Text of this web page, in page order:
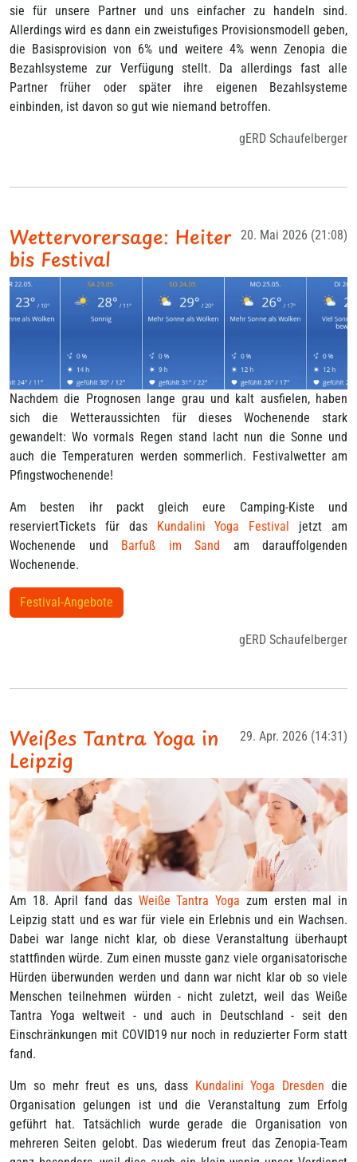
sie für unsere Partner und uns einfacher zu handeln sind.
Allerdings wird es dann ein zweistufiges Provisionsmodell geben,
die Basisprovision von 6% und weitere 4% wenn Zenopia die
Bezahlsysteme zur Verfügung stellt. Da allerdings fast alle
Partner früher oder später ihre eigenen Bezahlsysteme
einbinden, ist davon so gut wie niemand betroffen.
gERD Schaufelberger
20. Mai 2026 (21:08)
Wettervorersage: Heiter
bis Festival
Nachdem die Prognosen lange grau und kalt ausfielen, haben
sich die Wetteraussichten für dieses Wochenende stark
gewandelt: Wo vormals Regen stand lacht nun die Sonne und
auch die Temperaturen werden sommerlich. Festivalwetter am
Pfingstwochenende!
Am besten ihr packt gleich eure Camping-Kiste und
reserviertTickets für das Kundalini Yoga Festival jetzt am
Wochenende und Barfuß im Sand am darauffolgenden
Wochenende.
Festival-Angebote
gERD Schaufelberger
29. Apr. 2026 (14:31)
Weißes Tantra Yoga in
Leipzig
Am 18. April fand das Weiße Tantra Yoga zum ersten mal in
Leipzig statt und es war für viele ein Erlebnis und ein Wachsen.
Dabei war lange nicht klar, ob diese Veranstaltung überhaupt
stattfinden würde. Zum einen musste ganz viele organisatorische
Hürden überwunden werden und dann war nicht klar ob so viele
Menschen teilnehmen würden - nicht zuletzt, weil das Weiße
Tantra Yoga weltweit - und auch in Deutschland - seit den
Einschränkungen mit COVID19 nur noch in reduzierter Form statt
fand.
Um so mehr freut es uns, dass Kundalini Yoga Dresden die
Organisation gelungen ist und die Veranstaltung zum Erfolg
geführt hat. Tatsächlich wurde gerade die Organisation von
mehreren Seiten gelobt. Das wiederum freut das Zenopia-Team